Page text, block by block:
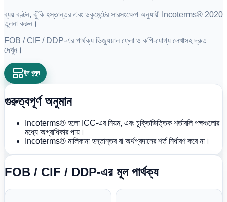
ব্যয় বণ্টন, ঝুঁকি হস্তান্তর এবং ডকুমেন্টের সারসংক্ষেপ অনুযায়ী Incoterms® 2020
তুলনা করুন।
FOB / CIF / DDP-এর পার্থক্য ভিজ্যুয়াল ফ্লো ও কপি-যোগ্য লেখাসহ দ্রুত
দেখুন।
টুল খুলুন
গুরুত্বপূর্ণ অনুমান
Incoterms® হলো ICC-এর নিয়ম, এবং চুক্তিভিত্তিক শর্তাবলি পক্ষগুলোর
মধ্যে অগ্রাধিকার পায়।
Incoterms® মালিকানা হস্তান্তর বা অর্থপ্রদানের শর্ত নির্ধারণ করে না।
FOB / CIF / DDP-এর মূল পার্থক্য